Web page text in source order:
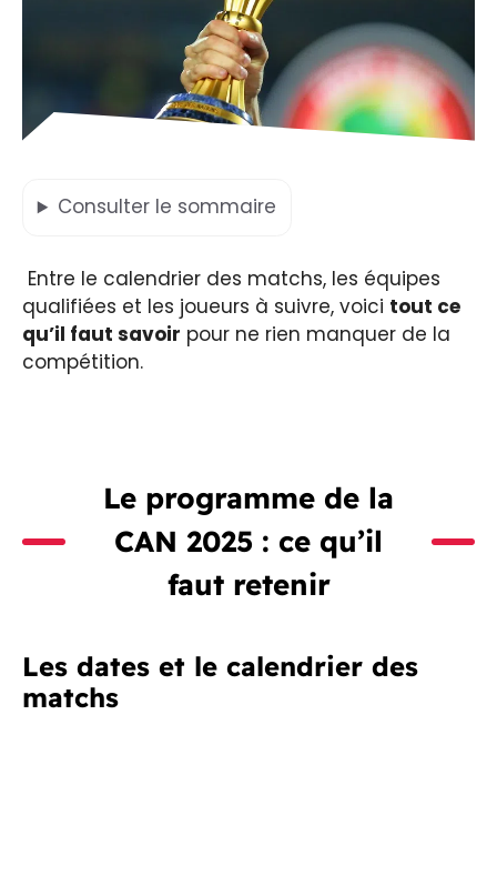
Consulter le sommaire
Entre le calendrier des matchs, les équipes
qualifiées et les joueurs à suivre, voici tout ce
qu’il faut savoir pour ne rien manquer de la
compétition.
Le programme de la
CAN 2025 : ce qu’il
faut retenir
Les dates et le calendrier des
matchs